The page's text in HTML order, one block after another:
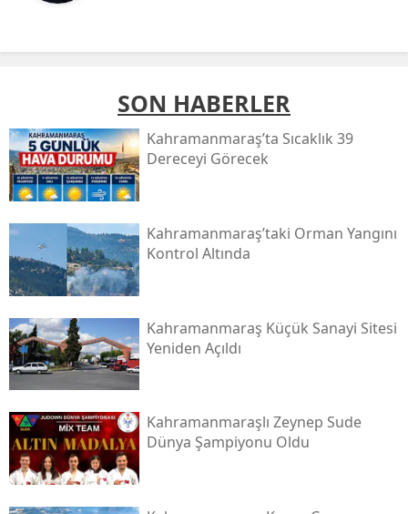
SON HABERLER
Kahramanmaraş’ta Sıcaklık 39
Dereceyi Görecek
Kahramanmaraş’taki Orman Yangını
Kontrol Altında
Kahramanmaraş Küçük Sanayi Sitesi
Yeniden Açıldı
Kahramanmaraşlı Zeynep Sude
Dünya Şampiyonu Oldu